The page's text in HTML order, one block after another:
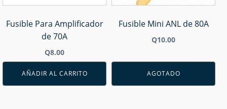
Fusible Para Amplificador
de 70A
Q8.00
AÑADIR AL CARRITO
Fusible Mini ANL de 80A
Q10.00
AGOTADO